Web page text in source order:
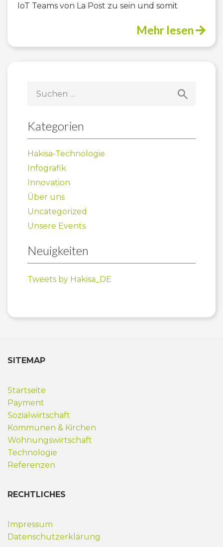
IoT Teams von La Post zu sein und somit
Mehr lesen
nach:
Kategorien
Hakisa-Technologie
Infografik
Innovation
Über uns
Uncategorized
Unsere Events
Neuigkeiten
Tweets by Hakisa_DE
SITEMAP
Startseite
Payment
Sozialwirtschaft
Kommunen & Kirchen
Wohnungswirtschaft
Technologie
Referenzen
RECHTLICHES
Impressum
Datenschutzerklärung